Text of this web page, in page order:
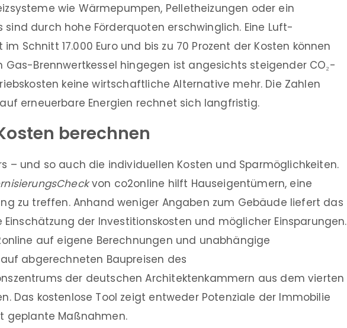
wie Wärmepumpen, Pelletheizungen oder ein
sind durch hohe Förderquoten erschwinglich. Eine Luft-
Schnitt 17.000 Euro und bis zu 70 Prozent der Kosten können
Gas-Brennwertkessel hingegen ist angesichts steigender CO₂-
keine wirtschaftliche Alternative mehr. Die Zahlen
erneuerbare Energien rechnet sich langfristig.
berechnen
– und so auch die individuellen Kosten und Sparmöglichkeiten.
von co2online hilft Hauseigentümern, eine
zu treffen. Anhand weniger Angaben zum Gebäude liefert das
Einschätzung der Investitionskosten und möglicher Einsparungen.
auf eigene Berechnungen und unabhängige
abgerechneten Baupreisen des
der deutschen Architektenkammern aus dem vierten
Das kostenlose Tool zeigt entweder Potenziale der Immobilie
geplante Maßnahmen.